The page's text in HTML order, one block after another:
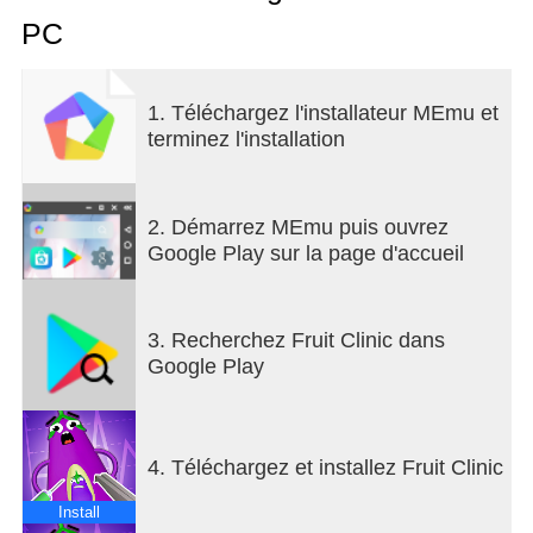
the best fruit clinic in the planet.
Have fun and keep operating!
PC
1. Téléchargez l'installateur MEmu et
terminez l'installation
2. Démarrez MEmu puis ouvrez
Google Play sur la page d'accueil
3. Recherchez Fruit Clinic dans
Google Play
Install
4. Téléchargez et installez Fruit Clinic